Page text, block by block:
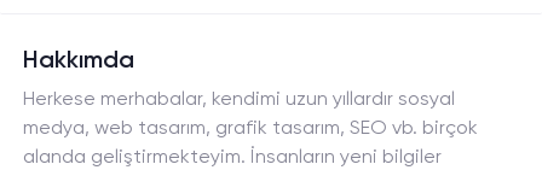
Hakkımda
Herkese merhabalar, kendimi uzun yıllardır sosyal
medya, web tasarım, grafik tasarım, SEO vb. birçok
alanda geliştirmekteyim. İnsanların yeni bilgiler